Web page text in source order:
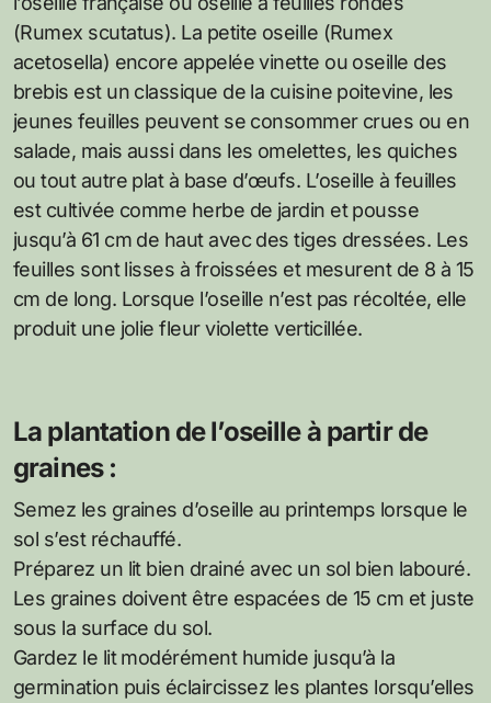
(Rumex scutatus). La petite oseille (Rumex
acetosella) encore appelée vinette ou oseille des
brebis est un classique de la cuisine poitevine, les
jeunes feuilles peuvent se consommer crues ou en
salade, mais aussi dans les omelettes, les quiches
ou tout autre plat à base d’œufs. L’oseille à feuilles
est cultivée comme herbe de jardin et pousse
jusqu’à 61 cm de haut avec des tiges dressées. Les
feuilles sont lisses à froissées et mesurent de 8 à 15
cm de long. Lorsque l’oseille n’est pas récoltée, elle
produit une jolie fleur violette verticillée.
La plantation de l’oseille à partir de
graines :
Semez les graines d’oseille au printemps lorsque le
sol s’est réchauffé.
Préparez un lit bien drainé avec un sol bien labouré.
Les graines doivent être espacées de 15 cm et juste
sous la surface du sol.
Gardez le lit modérément humide jusqu’à la
germination puis éclaircissez les plantes lorsqu’elles